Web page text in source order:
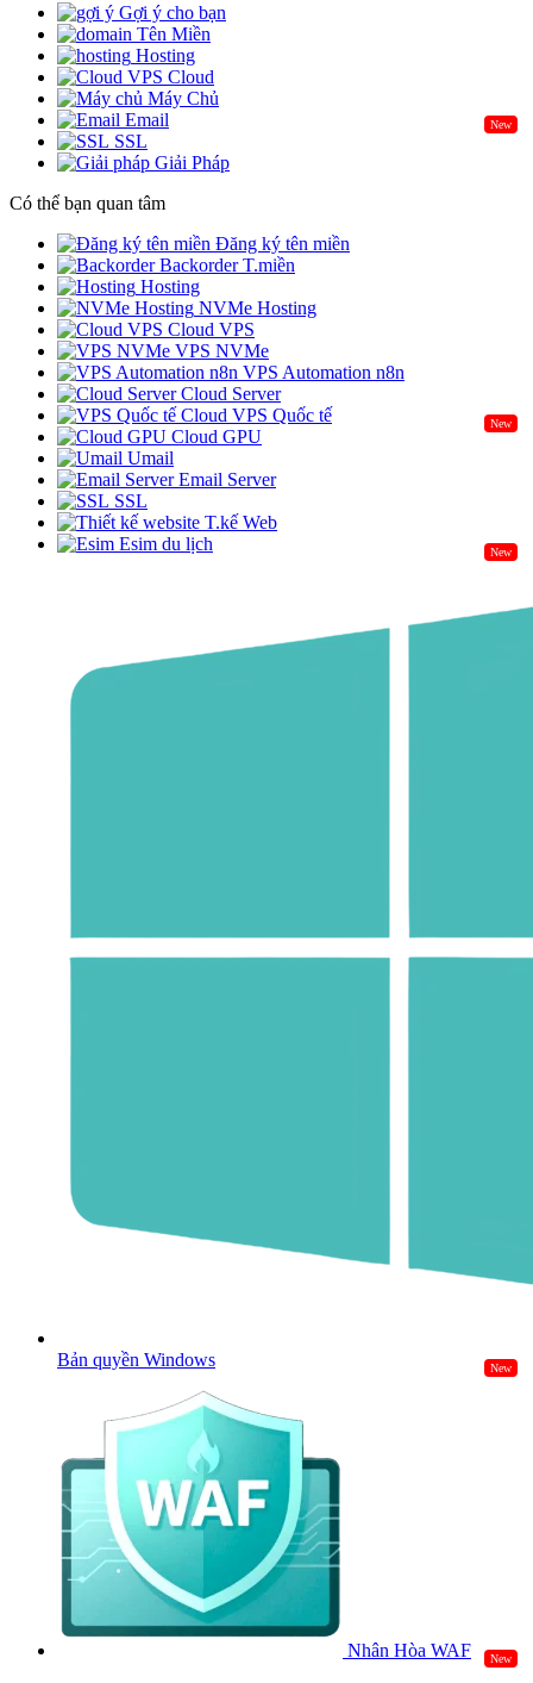
Gợi ý cho bạn
Tên Miền
Hosting
Cloud
Máy Chủ
New
Email
SSL
Giải Pháp
Có thể bạn quan tâm
Đăng ký tên miền
Backorder T.miền
Hosting
NVMe Hosting
Cloud VPS
VPS NVMe
VPS Automation n8n
Cloud Server
Cloud VPS Quốc tế
New
Cloud GPU
Umail
Email Server
SSL
T.kế Web
Esim du lịch
New
Bản quyền Windows New
Nhân Hòa WAF New